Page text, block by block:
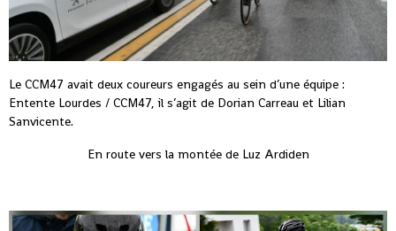
Le CCM47 avait deux coureurs engagés au sein d’une équipe :
Entente Lourdes / CCM47, il s’agit de Dorian Carreau et Lilian
Sanvicente.
En route vers la montée de Luz Ardiden